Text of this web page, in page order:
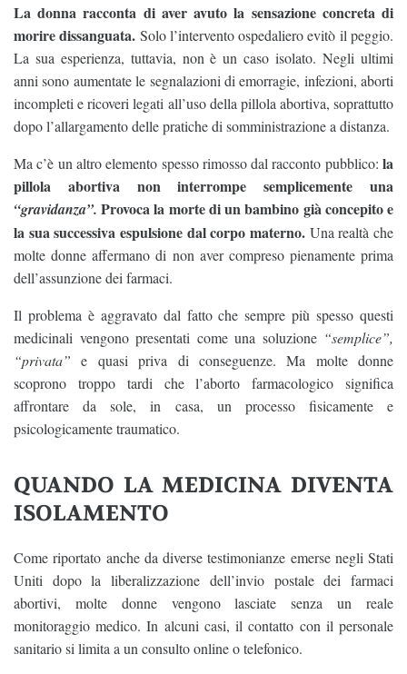
La donna racconta di aver avuto la sensazione concreta di
morire dissanguata. Solo l’intervento ospedaliero evitò il peggio.
La sua esperienza, tuttavia, non è un caso isolato. Negli ultimi
anni sono aumentate le segnalazioni di emorragie, infezioni, aborti
incompleti e ricoveri legati all’uso della pillola abortiva, soprattutto
dopo l’allargamento delle pratiche di somministrazione a distanza.
Ma c’è un altro elemento spesso rimosso dal racconto pubblico: la
pillola abortiva non interrompe semplicemente una
“gravidanza”. Provoca la morte di un bambino già concepito e
la sua successiva espulsione dal corpo materno. Una realtà che
molte donne affermano di non aver compreso pienamente prima
dell’assunzione dei farmaci.
Il problema è aggravato dal fatto che sempre più spesso questi
medicinali vengono presentati come una soluzione “semplice”,
“privata” e quasi priva di conseguenze. Ma molte donne
scoprono troppo tardi che l’aborto farmacologico significa
affrontare da sole, in casa, un processo fisicamente e
psicologicamente traumatico.
QUANDO LA MEDICINA DIVENTA
ISOLAMENTO
Come riportato anche da diverse testimonianze emerse negli Stati
Uniti dopo la liberalizzazione dell’invio postale dei farmaci
abortivi, molte donne vengono lasciate senza un reale
monitoraggio medico. In alcuni casi, il contatto con il personale
sanitario si limita a un consulto online o telefonico.